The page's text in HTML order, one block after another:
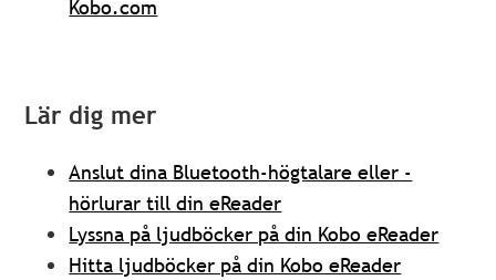
Kobo.com
Lär dig mer
Anslut dina Bluetooth-högtalare eller -
hörlurar till din eReader
Lyssna på ljudböcker på din Kobo eReader
Hitta ljudböcker på din Kobo eReader